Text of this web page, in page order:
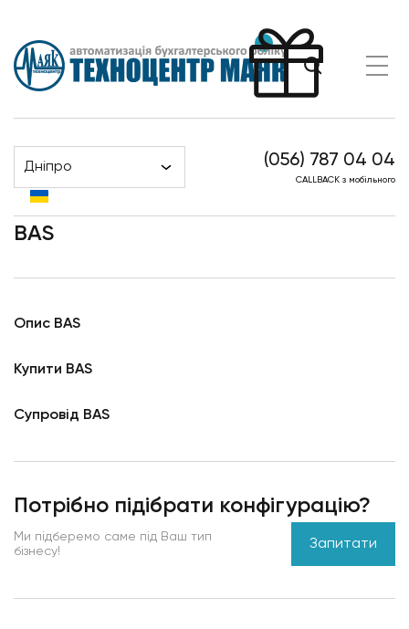
Дніпро (056) 787 04 04
CALLBACK з мобільного
Головна BAS
BAS
Опис BAS
Купити BAS
Супровід BAS
Потрібно підібрати конфігурацію?
Ми підберемо саме під Ваш тип
бізнесу!
Запитати